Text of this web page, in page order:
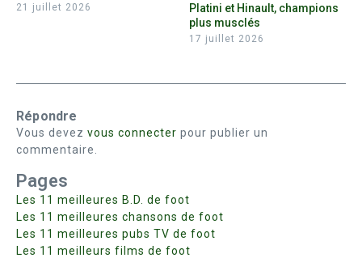
21 juillet 2026
Platini et Hinault, champions
plus musclés
17 juillet 2026
Répondre
Vous devez vous connecter pour publier un
commentaire.
Pages
Les 11 meilleures B.D. de foot
Les 11 meilleures chansons de foot
Les 11 meilleures pubs TV de foot
Les 11 meilleurs films de foot